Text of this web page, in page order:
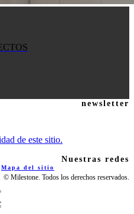
newsletter
de este sitio.
Nuestras redes
Mapa del sitio
© Milestone. Todos los derechos reservados.